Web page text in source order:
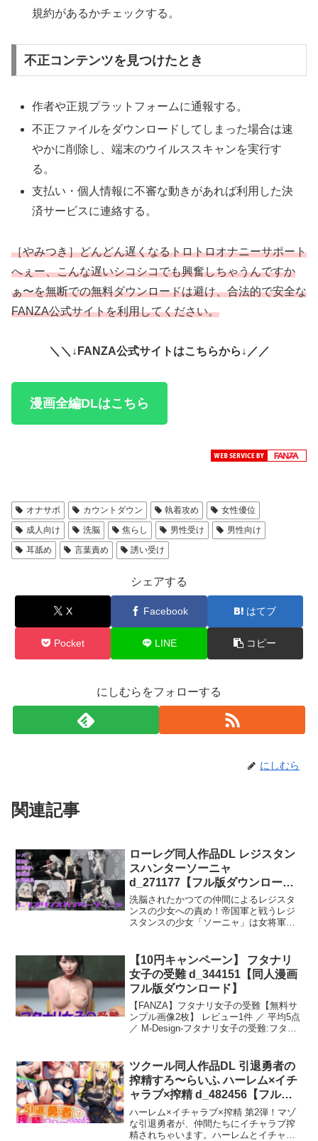
規約があるかチェックする。
不正コンテンツを見つけたとき
作者や正規プラットフォームに通報する。
不正ファイルをダウンロードしてしまった場合は速
やかに削除し、端末のウイルススキャンを実行す
る。
支払い・個人情報に不審な動きがあれば利用した決
済サービスに連絡する。
［やみつき］どんどん遅くなるトロトロオナニーサポート
へぇー、こんな遅いシコシコでも興奮しちゃうんですか
ぁ〜を無断での無料ダウンロードは避け、合法的で安全な
FANZA公式サイトを利用してください。
＼＼↓FANZA公式サイトはこちらから↓／／
漫画全編DLはこちら
オナサポ カウントダウン 執着攻め
女性優位
成人向け
洗脳 焦らし 男性受け
男性向け
耳舐め
言葉責め 誘い受け
シェアする
X Facebook はてブ
Pocket LINE コピー
にしむらをフォローする
にしむら
関連記事
ローレグ同人作品DL レジスタン
スハンターソーニャ
d_271177【フル版ダウンロー
ド】
洗脳されたかつての仲間によるレジスタ
ンスの少女への責め！帝国軍と戦うレジ
スタンスの少女「ソーニャ」は女将軍サ
ドラ将軍に洗脳されたかつての仲間「ア
リサ」だった。彼女に捕らえられサンド
ラ将軍の元に連れていかれたソーニャを
待つのは悪魔の機械洗脳、アリサによる
レズ責め、そして…悪辣かつ淫靡な洗脳
調教の果てにソーニャを待つのは何か？
【女性肌テクスチャ】 【R18版】VRoid
で女の子を作るために修正をかさねた肌
【10円キャンペーン】 フタナリ
女子の受難 d_344151【同人漫画
フル版ダウンロード】
【FANZA】フタナリ女子の受難【無料サ
ンプル画像2枚】 レビュー1件 ／ 平均5点
／ M-Design-フタナリ女子の受難:フタナ
応＊…
ツクール同人作品DL 引退勇者の
搾精すろ〜らいふ ハーレム×イチ
ャラブ×搾精 d_482456【フル版
ダウンロード】
ハーレム×イチャラブ×搾精 第2弾！マゾ
な引退勇者が、仲間たちにイチャラブ搾
精されちゃいます。ハーレムとイチャラ